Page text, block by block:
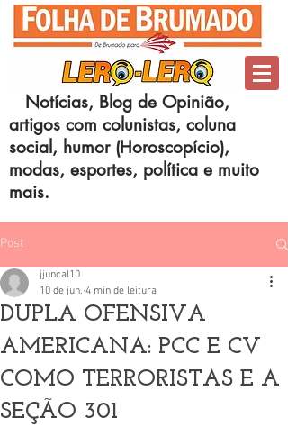
Notícias, Blog de Opinião,
artigos com colunistas, coluna
social, humor (Horoscopício),
modas, esportes, política e muito
mais.
Post
DUPLA OFENSIVA
AMERICANA: PCC E CV
COMO TERRORISTAS E A
SEÇÃO 301
jjuncal10
10 de jun. 4 min de leitura